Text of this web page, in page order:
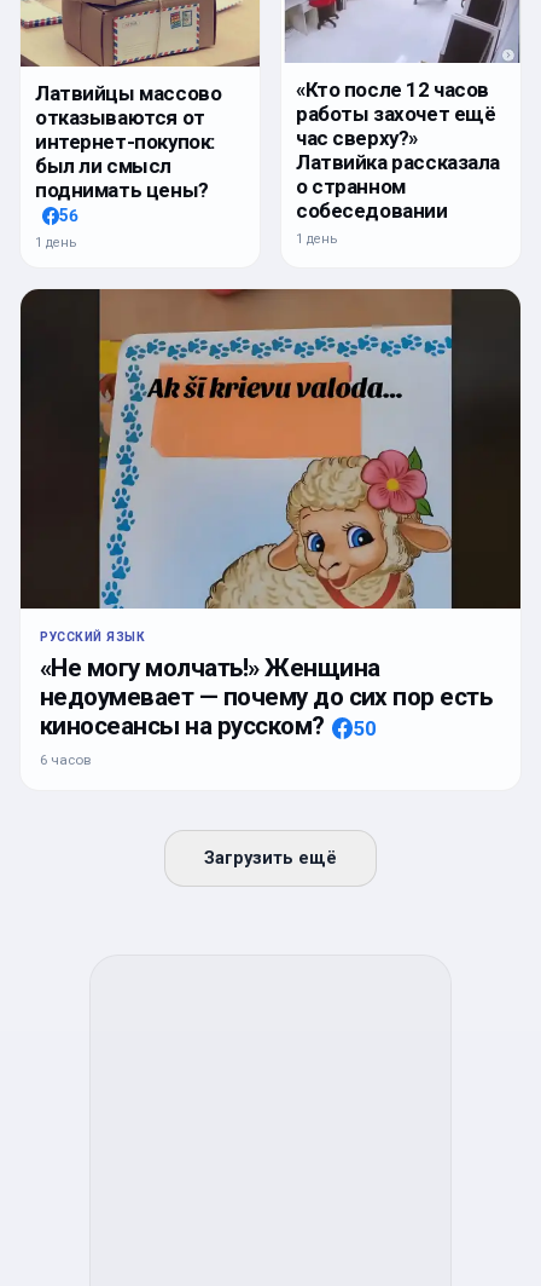
Латвийцы массово
отказываются от
интернет-покупок:
был ли смысл
поднимать цены?
56
1 день
«Кто после 12 часов
работы захочет ещё
час сверху?»
Латвийка рассказала
о странном
собеседовании
1 день
РУССКИЙ ЯЗЫК
«Не могу молчать!» Женщина
недоумевает — почему до сих пор есть
киносеансы на русском?
50
6 часов
Загрузить ещё